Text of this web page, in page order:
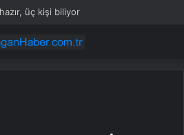
9 bin kişiyi işten çıkaracak